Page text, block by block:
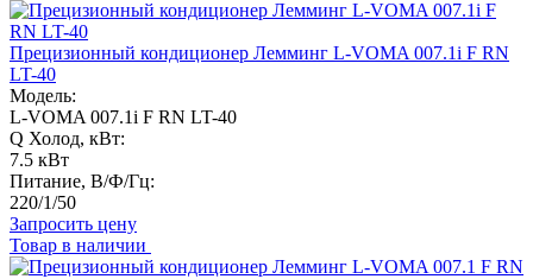
Прецизионный кондиционер Лемминг L-VOMA 007.1i F RN
LT-40
Модель:
L-VOMA 007.1i F RN LT-40
Q Холод, кВт:
7.5 кВт
Питание, В/Ф/Гц:
220/1/50
Запросить цену
Товар в наличии